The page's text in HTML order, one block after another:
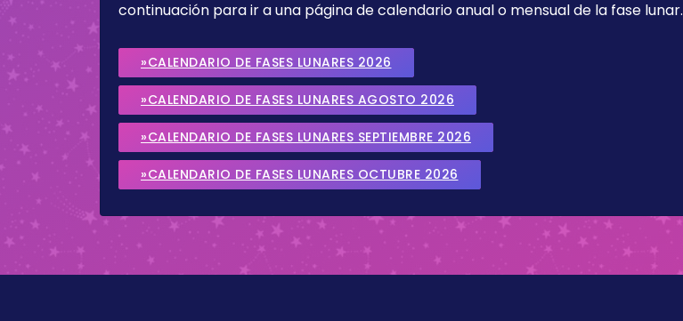
continuación para ir a una página de calendario anual o mensual de la fase lunar.
»CALENDARIO DE FASES LUNARES 2026
»CALENDARIO DE FASES LUNARES AGOSTO 2026
»CALENDARIO DE FASES LUNARES SEPTIEMBRE 2026
»CALENDARIO DE FASES LUNARES OCTUBRE 2026